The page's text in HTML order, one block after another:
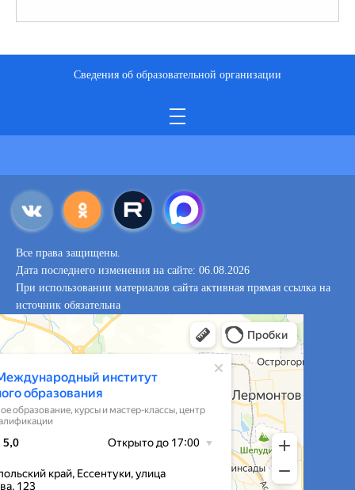
Сведения об образовательной организации
Все права защищены.
Дата последнего изменения на сайте: 06.08.2026
При использовании материалов сайта активная прямая ссылка на
источник обязательна